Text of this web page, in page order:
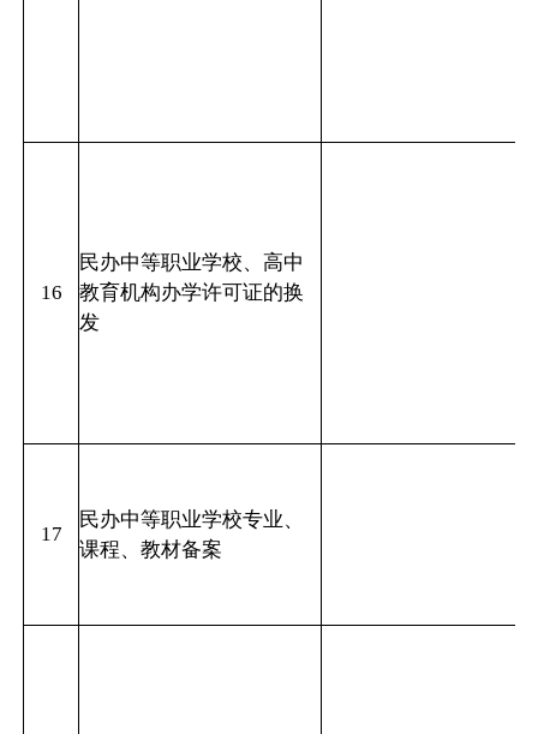
16
民办中等职业学校、高中
教育机构办学许可证的换
发
17
民办中等职业学校专业、
课程、教材备案